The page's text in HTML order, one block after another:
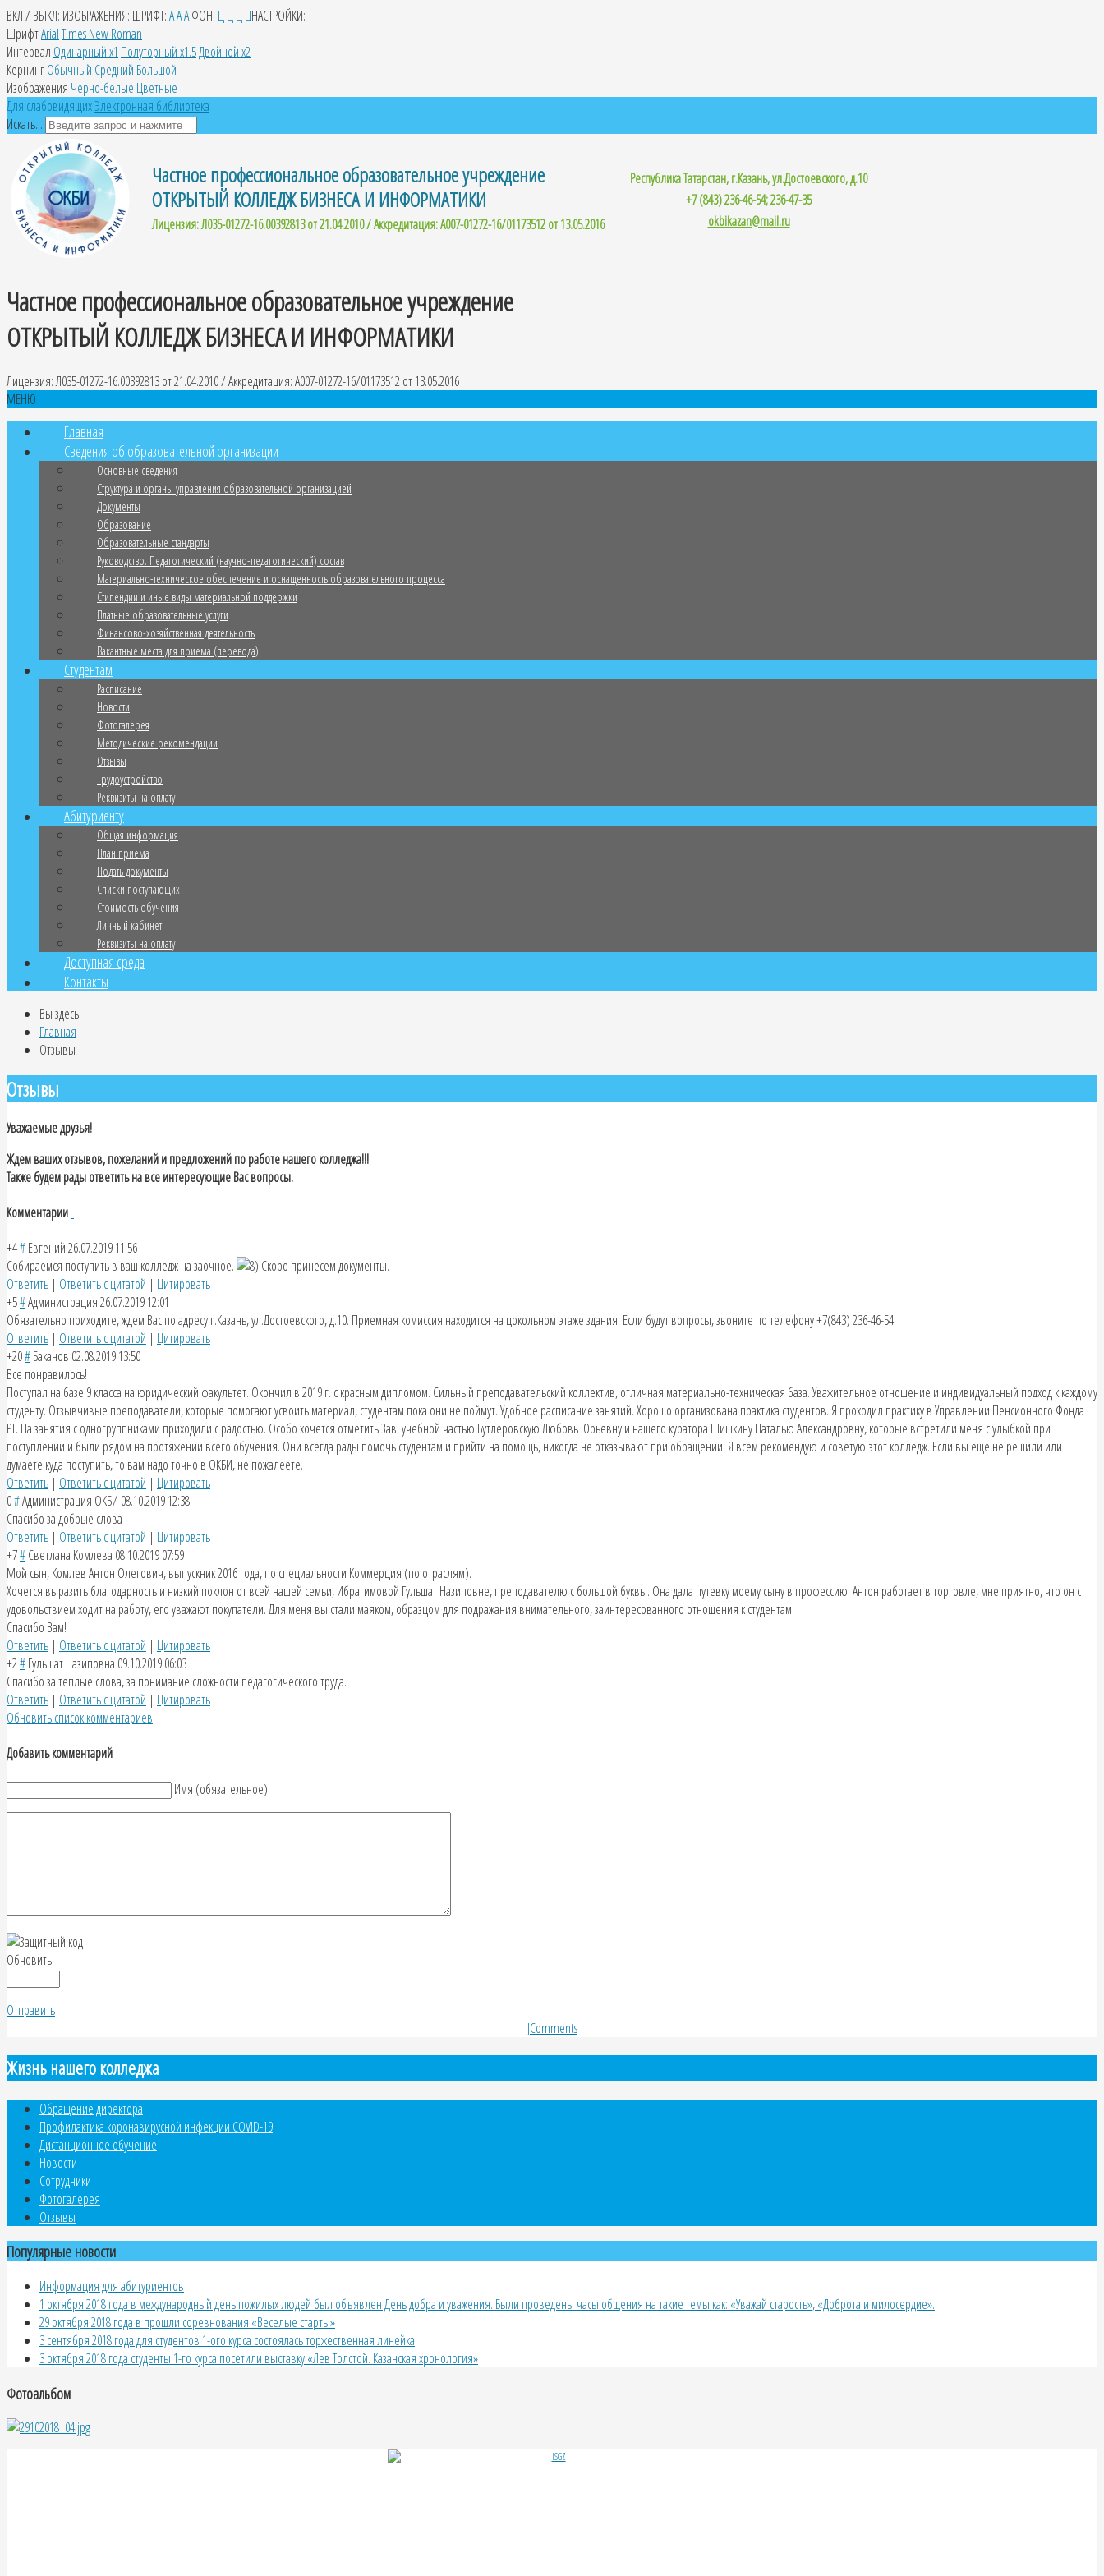
ВКЛ / ВЫКЛ: ИЗОБРАЖЕНИЯ: ШРИФТ:AAAФОН: ЦЦЦЦНАСТРОЙКИ:
ШрифтArialTimes New Roman
Интервал Одинарный х1 Полуторный х1.5Двойной х2
КернингОбычный Средний Большой
Изображения Черно-белые Цветные
Для слабовидящихЭлектронная библиотека
Искать...
Частное профессиональное образовательное учреждение
ОТКРЫТЫЙ КОЛЛЕДЖ БИЗНЕСА И ИНФОРМАТИКИ
Лицензия: Л035-01272-16.00392813 от 21.04.2010 / Аккредитация: A007-01272-16/01173512 от 13.05.2016
Республика Татарстан, г.Казань, ул.Достоевского, д.10
+7 (843) 236-46-54; 236-47-35
okbikazan@mail.ru
Частное профессиональное образовательное учреждение
ОТКРЫТЫЙ КОЛЛЕДЖ БИЗНЕСА И ИНФОРМАТИКИ
Лицензия: Л035-01272-16.00392813 от 21.04.2010 / Аккредитация: A007-01272-16/01173512 от 13.05.2016
МЕНЮ
Главная
Сведения об образовательной организации
Основные сведения
Структура и органы управления образовательной организацией
Документы
Образование
Образовательные стандарты
Руководство. Педагогический (научно-педагогический) состав
Материально-техническое обеспечение и оснащенность образовательного процесса
Стипендии и иные виды материальной поддержки
Платные образовательные услуги
Финансово-хозяйственная деятельность
Вакантные места для приема (перевода)
Студентам
Расписание
Новости
Фотогалерея
Методические рекомендации
Отзывы
Трудоустройство
Реквизиты на оплату
Абитуриенту
Общая информация
План приема
Подать документы
Списки поступающих
Стоимость обучения
Личный кабинет
Реквизиты на оплату
Доступная среда
Контакты
Вы здесь:
Главная
Отзывы
Отзывы
Уважаемые друзья!
Ждем ваших отзывов, пожеланий и предложений по работе нашего колледжа!!!
Также будем рады ответить на все интересующие Вас вопросы.
Комментарии
+4#Евгений26.07.2019 11:56
Собираемся поступить в ваш колледж на заочное.
Скоро принесем документы.
Ответить | Ответить с цитатой | Цитировать
+5#Администрация26.07.2019 12:01
Обязательно приходите, ждем Вас по адресу г.Казань, ул.Достоевского, д.10. Приемная комиссия находится на цокольном этаже здания. Если будут вопросы, звоните по телефону +7(843) 236-46-54.
Ответить | Ответить с цитатой | Цитировать
+20#Баканов 02.08.2019 13:50
Все понравилось!
Поступал на базе 9 класса на юридический факультет. Окончил в 2019 г. с красным дипломом. Сильный преподавательский коллектив, отличная материально-техническая база. Уважительное отношение и индивидуальный подход к каждому
студенту. Отзывчивые преподаватели, которые помогают усвоить материал, студентам пока они не поймут. Удобное расписание занятий. Хорошо организована практика студентов. Я проходил практику в Управлении Пенсионного Фонда
РТ. На занятия с одногруппниками приходили с радостью. Особо хочется отметить Зав. учебной частью Бутлеровскую Любовь Юрьевну и нашего куратора Шишкину Наталью Александровну, которые встретили меня с улыбкой при
поступлении и были рядом на протяжении всего обучения. Они всегда рады помочь студентам и прийти на помощь, никогда не отказывают при обращении. Я всем рекомендую и советую этот колледж. Если вы еще не решили или
думаете куда поступить, то вам надо точно в ОКБИ, не пожалеете.
Ответить | Ответить с цитатой | Цитировать
0#Администрация ОКБИ 08.10.2019 12:38
Спасибо за добрые слова
Ответить | Ответить с цитатой | Цитировать
+7#Светлана Комлева 08.10.2019 07:59
Мой сын, Комлев Антон Олегович, выпускник 2016 года, по специальности Коммерция (по отраслям).
Хочется выразить благодарность и низкий поклон от всей нашей семьи, Ибрагимовой Гульшат Назиповне, преподавателю с большой буквы. Она дала путевку моему сыну в профессию. Антон работает в торговле, мне приятно, что он с
удовольствием ходит на работу, его уважают покупатели. Для меня вы стали маяком, образцом для подражания внимательного, заинтересованного отношения к студентам!
Спасибо Вам!
Ответить | Ответить с цитатой | Цитировать
+2#Гульшат Назиповна 09.10.2019 06:03
Спасибо за теплые слова, за понимание сложности педагогического труда.
Ответить | Ответить с цитатой | Цитировать
Обновить список комментариев
Добавить комментарий
Имя (обязательное)
Обновить
Отправить
JComments
Жизнь нашего колледжа
Обращение директора
Профилактика коронавирусной инфекции COVID-19
Дистанционное обучение
Новости
Сотрудники
Фотогалерея
Отзывы
Популярные новости
Информация для абитуриентов
1 октября 2018 года в международный день пожилых людей был объявлен День добра и уважения. Были проведены часы общения на такие темы как: «Уважай старость», «Доброта и милосердие».
29 октября 2018 года в прошли соревнования «Веселые старты»
3 сентября 2018 года для студентов 1-ого курса состоялась торжественная линейка
3 октября 2018 года студенты 1-го курса посетили выставку «Лев Толстой. Казанская хронология»
Фотоальбом